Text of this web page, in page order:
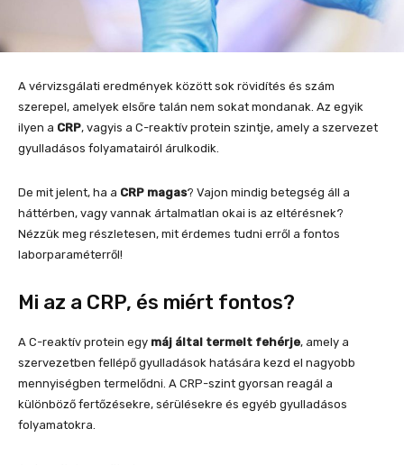
A vérvizsgálati eredmények között sok rövidítés és szám
szerepel, amelyek elsőre talán nem sokat mondanak. Az egyik
ilyen a CRP, vagyis a C-reaktív protein szintje, amely a szervezet
gyulladásos folyamatairól árulkodik.
De mit jelent, ha a CRP magas? Vajon mindig betegség áll a
háttérben, vagy vannak ártalmatlan okai is az eltérésnek?
Nézzük meg részletesen, mit érdemes tudni erről a fontos
laborparaméterről!
Mi az a CRP, és miért fontos?
A C-reaktív protein egy máj által termelt fehérje, amely a
szervezetben fellépő gyulladások hatására kezd el nagyobb
mennyiségben termelődni. A CRP-szint gyorsan reagál a
különböző fertőzésekre, sérülésekre és egyéb gyulladásos
folyamatokra.